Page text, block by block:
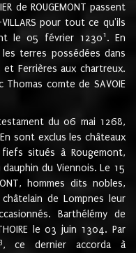
de ROUGEMONT passent
pour tout ce qu'ils
le 05 février 12301 . En
les terres possédées dans
et Ferrières aux chartreux.
Thomas comte de SAVOIE
du 06 mai 1268,
sont exclus les châteaux
situés à Rougemont,
du Viennois. Le 15
hommes dits nobles,
de Lompnes leur
Barthélémy de
le 03 juin 1304. Par
3, ce dernier accorda à